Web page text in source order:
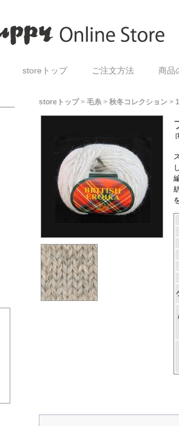
storeトップ ご注文方法 商品
storeトップ> 毛糸 > 秋冬コレクション >
[